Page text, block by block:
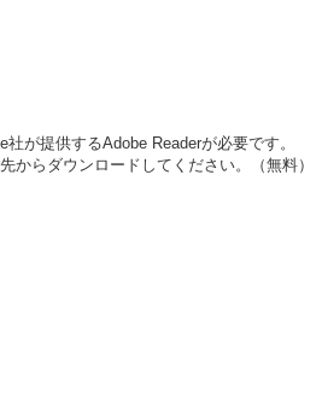
が提供するAdobe Readerが必要です。
からダウンロードしてください。（無料）